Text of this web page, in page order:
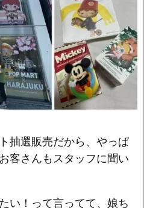
抽選販売だから、やっぱ
客さんもスタッフに聞い
い！って言ってて、娘ち